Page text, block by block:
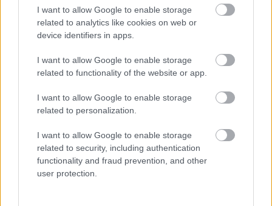
I want to allow Google to enable storage
related to analytics like cookies on web or
device identifiers in apps.
I want to allow Google to enable storage
related to functionality of the website or app.
I want to allow Google to enable storage
related to personalization.
I want to allow Google to enable storage
related to security, including authentication
functionality and fraud prevention, and other
user protection.
hetilapként jelenik meg – végképp vége a nyomtatott
sajtónak?
Szimfonikus köntösben tért vissza a Queen világa a fővárosba
meglátszik
emelkedett a vízszint (VIDEÓVAL)
Tugyi Zétény ezüstérmet szerzett a bakui U17-es birkózó-
világbajnokságon